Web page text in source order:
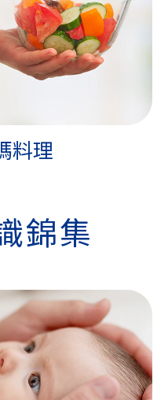
料理
錦集